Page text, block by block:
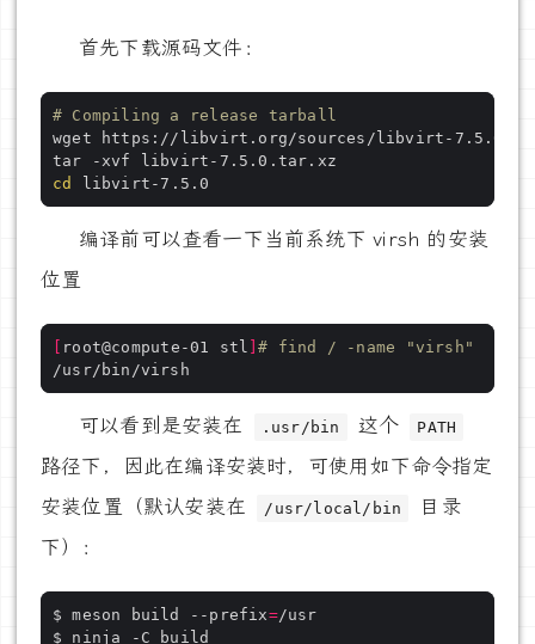
首先下载源码文件：
# Compiling a release tarball
cd
编译前可以查看一下当前系统下 virsh 的安装
位置
root@compute-01 stl ]# find / -name "virsh"
可以看到是安装在 .usr/bin 这个 PATH
路径下，因此在编译安装时，可使用如下命令指定
安装位置（默认安装在
/usr/local/bin
目录
下）：
$ meson build --prefix=